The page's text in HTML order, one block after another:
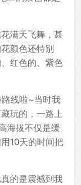
满天飞舞，甚
颜色还特别
红色的、紫色
线啦~当时我
玩的，一路上
海拔不仅是缓
10天的时间把
的是震撼到我